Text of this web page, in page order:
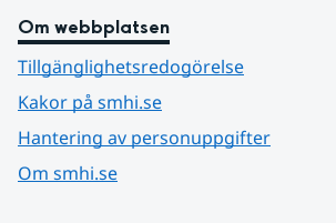
Om webbplatsen
Tillgänglighetsredogörelse
Kakor på smhi.se
Hantering av personuppgifter
Om smhi.se